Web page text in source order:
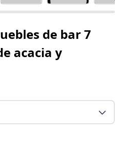
de bar 7
acacia y